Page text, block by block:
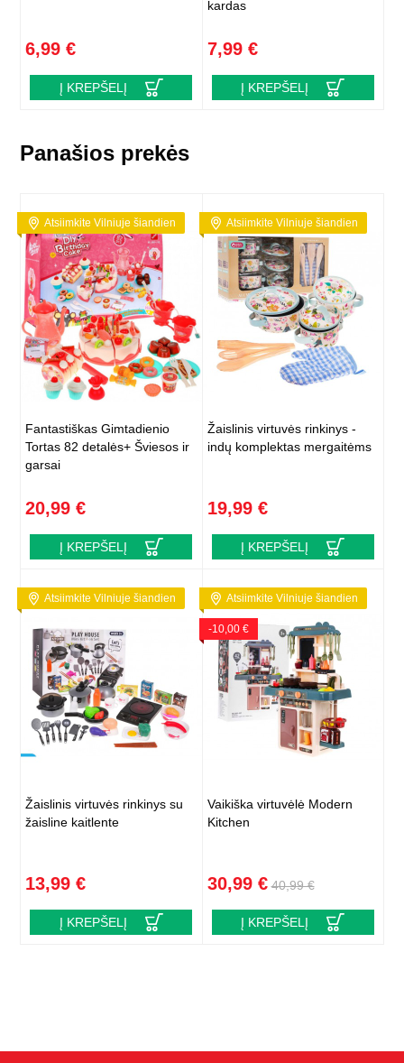
6,99 €
Į KREPŠELĮ
kardas
7,99 €
Į KREPŠELĮ
Panašios prekės
Atsiimkite Vilniuje šiandien
Fantastiškas Gimtadienio
Tortas 82 detalės+ Šviesos ir
garsai
20,99 €
Į KREPŠELĮ
Atsiimkite Vilniuje šiandien
Žaislinis virtuvės rinkinys -
indų komplektas mergaitėms
19,99 €
Į KREPŠELĮ
Atsiimkite Vilniuje šiandien
Žaislinis virtuvės rinkinys su
žaisline kaitlente
13,99 €
Į KREPŠELĮ
Atsiimkite Vilniuje šiandien
-10,00 €
Vaikiška virtuvėlė Modern
Kitchen
30,99 € 40,99 €
Į KREPŠELĮ